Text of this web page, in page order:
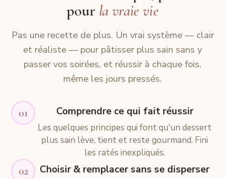
pour la vraie vie
Pas une recette de plus. Un vrai système — clair
et réaliste — pour pâtisser plus sain sans y
passer vos soirées, et réussir à chaque fois,
même les jours pressés.
01 Comprendre ce qui fait réussir
Les quelques principes qui font qu'un dessert
plus sain lève, tient et reste gourmand. Fini
les ratés inexpliqués.
02 Choisir & remplacer sans se disperser